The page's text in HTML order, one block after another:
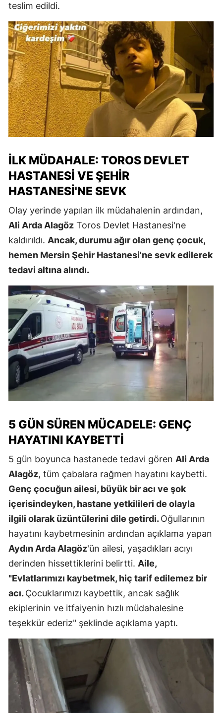
teslim edildi.
İLK MÜDAHALE: TOROS DEVLET
HASTANESI VE ŞEHIR
HASTANESI'NE SEVK
Olay yerinde yapılan ilk müdahalenin ardından,
Ali Arda Alagöz Toros Devlet Hastanesi'ne
kaldırıldı. Ancak, durumu ağır olan genç çocuk,
hemen Mersin Şehir Hastanesi'ne sevk edilerek
tedavi altına alındı.
5 GÜN SÜREN MÜCADELE: GENÇ
HAYATINI KAYBETTI
5 gün boyunca hastanede tedavi gören Ali Arda
Alagöz, tüm çabalara rağmen hayatını kaybetti.
Genç çocuğun ailesi, büyük bir acı ve şok
içerisindeyken, hastane yetkilileri de olayla
ilgili olarak üzüntülerini dile getirdi.Oğullarının
hayatını kaybetmesinin ardından açıklama yapan
Aydın Arda Alagöz'ün ailesi, yaşadıkları acıyı
derinden hissettiklerini belirtti. Aile,
"Evlatlarımızı kaybetmek, hiç tarif edilemez bir
acı.Çocuklarımızı kaybettik, ancak sağlık
ekiplerinin ve itfaiyenin hızlı müdahalesine
teşekkür ederiz" şeklinde açıklama yaptı.